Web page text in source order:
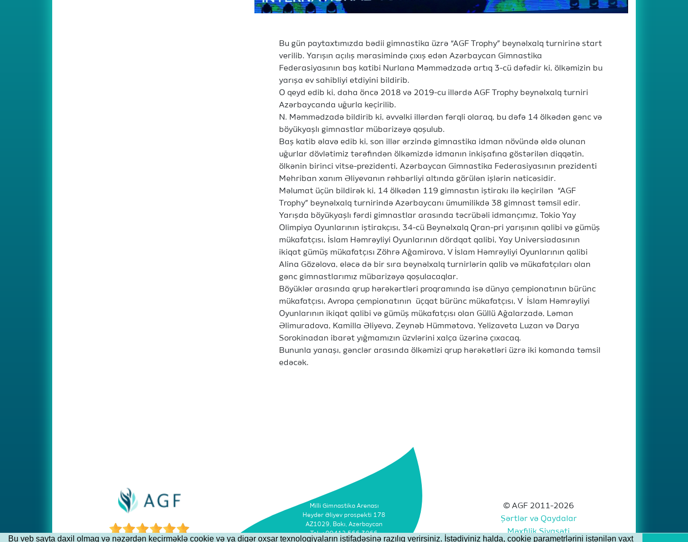
Bu veb sayta daxil olmaq və nəzərdən keçirməklə cookie və ya digər oxşar texnologiyaların istifadəsinə razılıq verirsiniz. İstədiyiniz halda, cookie parametrlərini istənilən vaxt
Bu gün paytaxtımızda bədii gimnastika üzrə “AGF Trophy” beynəlxalq turnirinə start
verilib. Yarışın açılış mərasimində çıxış edən Azərbaycan Gimnastika
Federasiyasının baş katibi Nurlana Məmmədzadə artıq 3-cü dəfədir ki, ölkəmizin bu
yarışa ev sahibliyi etdiyini bildirib.
O qeyd edib ki, daha öncə 2018 və 2019-cu illərdə AGF Trophy beynəlxalq turniri
Azərbaycanda uğurla keçirilib.
N. Məmmədzadə bildirib ki, əvvəlki illərdən fərqli olaraq, bu dəfə 14 ölkədən gənc və
böyükyaşlı gimnastlar mübarizəyə qoşulub.
Baş katib əlavə edib ki, son illər ərzində gimnastika idman növündə əldə olunan
uğurlar dövlətimiz tərəfindən ölkəmizdə idmanın inkişafına göstərilən diqqətin,
ölkənin birinci vitse-prezidenti, Azərbaycan Gimnastika Federasiyasının prezidenti
Mehriban xanım Əliyevanın rəhbərliyi altında görülən işlərin nəticəsidir.
Məlumat üçün bildirək ki, 14 ölkədən 119 gimnastın iştirakı ilə keçirilən “AGF
Trophy” beynəlxalq turnirində Azərbaycanı ümumilikdə 38 gimnast təmsil edir.
Yarışda böyükyaşlı fərdi gimnastlar arasında təcrübəli idmançımız, Tokio Yay
Olimpiya Oyunlarının iştirakçısı, 34-cü Beynəlxalq Qran-pri yarışının qalibi və gümüş
mükafatçısı, İslam Həmrəyliyi Oyunlarının dördqat qalibi, Yay Universiadasının
ikiqat gümüş mükafatçısı Zöhrə Ağamirova, V İslam Həmrəyliyi Oyunlarının qalibi
Alina Gözəlova, eləcə də bir sıra beynəlxalq turnirlərin qalib və mükafatçıları olan
gənc gimnastlarımız mübarizəyə qoşulacaqlar.
Böyüklər arasında qrup hərəkərtləri proqramında isə dünya çempionatının bürünc
mükafatçısı, Avropa çempionatının üçqat bürünc mükafatçısı, V İslam Həmrəyliyi
Oyunlarının ikiqat qalibi və gümüş mükafatçısı olan Güllü Ağalarzadə, Ləman
Əlimuradova, Kamilla Əliyeva, Zeynəb Hümmətova, Yelizaveta Luzan və Darya
Sorokinadan ibarət yığmamızın üzvlərini xalça üzərinə çıxacaq.
Bununla yanaşı, gənclər arasında ölkəmizi qrup hərəkətləri üzrə iki komanda təmsil
edəcək.
Milli Gimnastika Arenası
Heydər Əliyev prospekti 178
AZ1029, Bakı, Azərbaycan
Tel: +99412 566 3066
© AGF 2011-2026
Şərtlər və Qaydalar
Məxfilik Siyasəti